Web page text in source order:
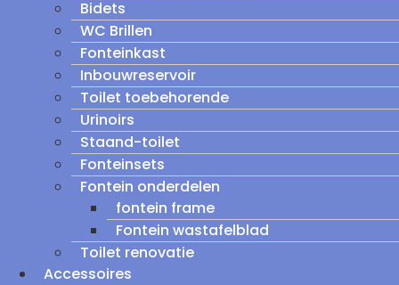
Bidets
WC Brillen
Fonteinkast
Inbouwreservoir
Toilet toebehorende
Urinoirs
Staand-toilet
Fonteinsets
Fontein onderdelen
fontein frame
Fontein wastafelblad
Toilet renovatie
Accessoires